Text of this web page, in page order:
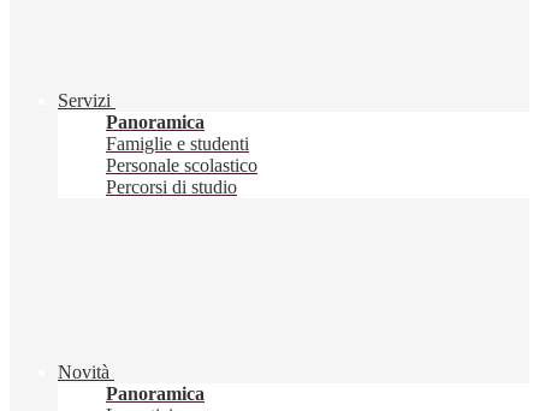
Servizi
Panoramica
Famiglie e studenti
Personale scolastico
Percorsi di studio
Novità
Panoramica